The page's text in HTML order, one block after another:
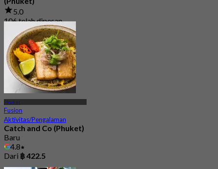
5.0
106 telah dipesan
฿ 463.33
Phuket
Fusion
Aktivitas/Pengalaman
Catch and Co (Phuket)
Baru
4.8
Dari ฿ 422.5